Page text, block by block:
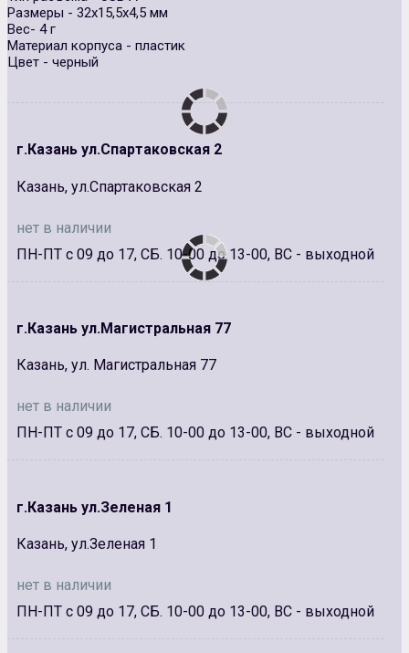
Размеры - 32х15,5х4,5 мм
Вес- 4 г
Материал корпуса - пластик
Цвет - черный
г.Казань ул.Спартаковская 2
Казань, ул.Спартаковская 2
нет в наличии
ПН-ПТ с 09 до 17, СБ. 10-00 до 13-00, ВС - выходной
г.Казань ул.Магистральная 77
Казань, ул. Магистральная 77
нет в наличии
ПН-ПТ с 09 до 17, СБ. 10-00 до 13-00, ВС - выходной
г.Казань ул.Зеленая 1
Казань, ул.Зеленая 1
нет в наличии
ПН-ПТ с 09 до 17, СБ. 10-00 до 13-00, ВС - выходной